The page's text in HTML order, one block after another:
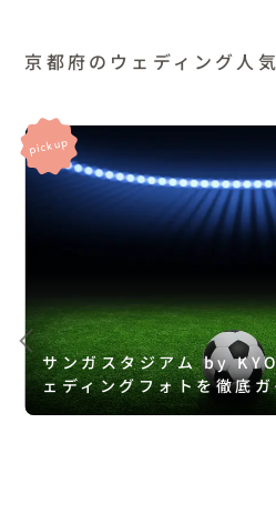
京都府のウェディング人
サンガスタジアム by
ェディングフォトを徹底